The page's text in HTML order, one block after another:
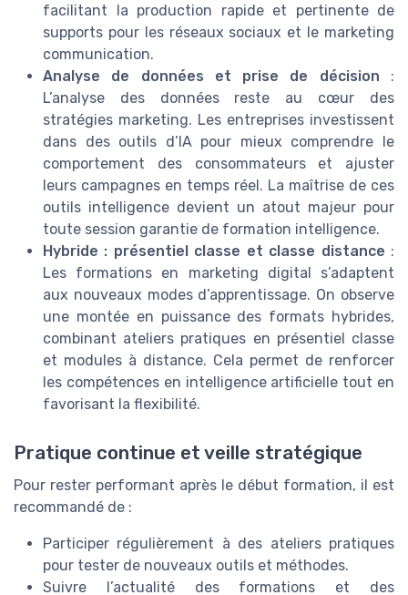
facilitant la production rapide et pertinente de
supports pour les réseaux sociaux et le marketing
communication.
Analyse de données et prise de décision :
L’analyse des données reste au cœur des
stratégies marketing. Les entreprises investissent
dans des outils d’IA pour mieux comprendre le
comportement des consommateurs et ajuster
leurs campagnes en temps réel. La maîtrise de ces
outils intelligence devient un atout majeur pour
toute session garantie de formation intelligence.
Hybride : présentiel classe et classe distance :
Les formations en marketing digital s’adaptent
aux nouveaux modes d’apprentissage. On observe
une montée en puissance des formats hybrides,
combinant ateliers pratiques en présentiel classe
et modules à distance. Cela permet de renforcer
les compétences en intelligence artificielle tout en
favorisant la flexibilité.
Pratique continue et veille stratégique
Pour rester performant après le début formation, il est
recommandé de :
Participer régulièrement à des ateliers pratiques
pour tester de nouveaux outils et méthodes.
Suivre l’actualité des formations et des